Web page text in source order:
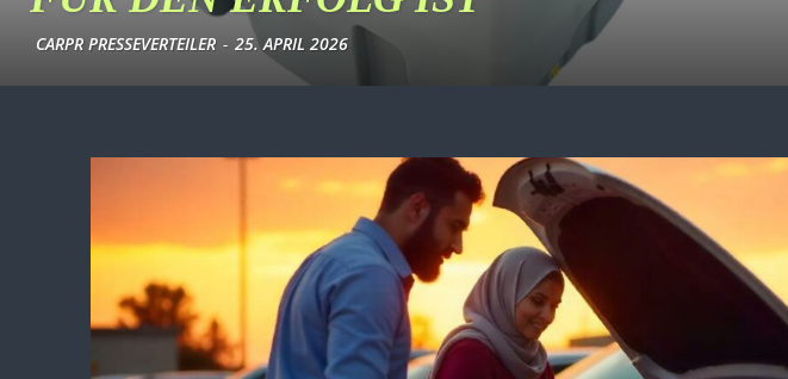
CARPR PRESSEVERTEILER - 25. APRIL 2026